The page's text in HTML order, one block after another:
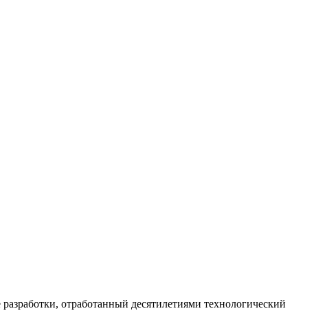
отработанный десятилетиями технологический